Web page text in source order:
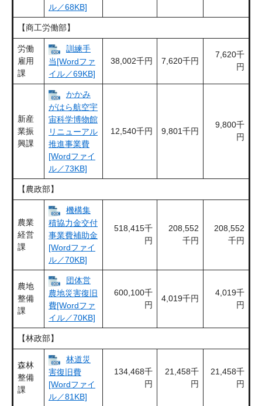
ル／68KB]
【商工労働部】
労働
雇用
課
訓練手
当[Wordファ
イル／69KB]
38,002千円 7,620千円
7,620千
円
新産
業振
興課
かかみ
がはら航空宇
宙科学博物館
リニューアル
推進事業費
[Wordファイ
ル／73KB]
12,540千円 9,801千円
9,800千
円
【農政部】
農業
経営
課
機構集
積協力金交付
事業費補助金
[Wordファイ
ル／70KB]
518,415千
円
208,552
千円
208,552
千円
農地
整備
課
団体営
農地災害復旧
費[Wordファ
イル／70KB]
600,100千
円
4,019千円
4,019千
円
【林政部】
森林
整備
課
林道災
害復旧費
[Wordファイ
ル／81KB]
134,468千
円
21,458千
円
21,458千
円